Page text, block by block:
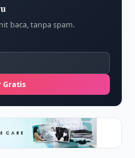
baca, tanpa spam.
Gratis